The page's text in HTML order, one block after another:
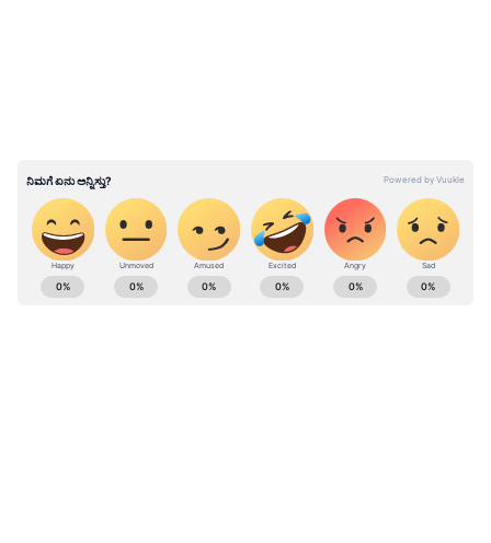
ABOUT THE AUTHOR